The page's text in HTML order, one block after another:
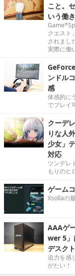
こと。
いう働
クエスト
されまし
実際に働
ンドル
感
体感的に
でプレイ
クーデ
りな人
少女」
対応
ツンデレ
もりのヒ
ゲーム
Xsollaの
AAAゲ
wer 5」
デスク
迫力を感
がたい！